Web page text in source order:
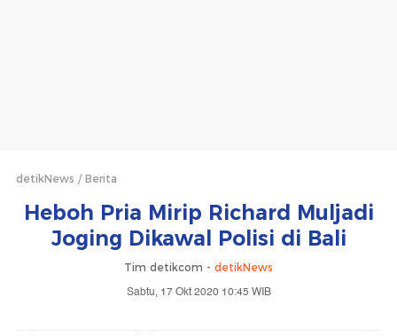
detikNews Berita
Heboh Pria Mirip Richard Muljadi
Joging Dikawal Polisi di Bali
Tim detikcom - detikNews
Sabtu, 17 Okt 2020 10:45 WIB